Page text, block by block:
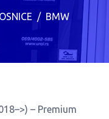
BMW
– Premium